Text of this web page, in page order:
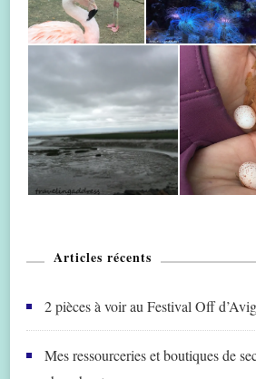
Articles récents
2 pièces à voir au Festival Off
Mes ressourceries et boutiques de